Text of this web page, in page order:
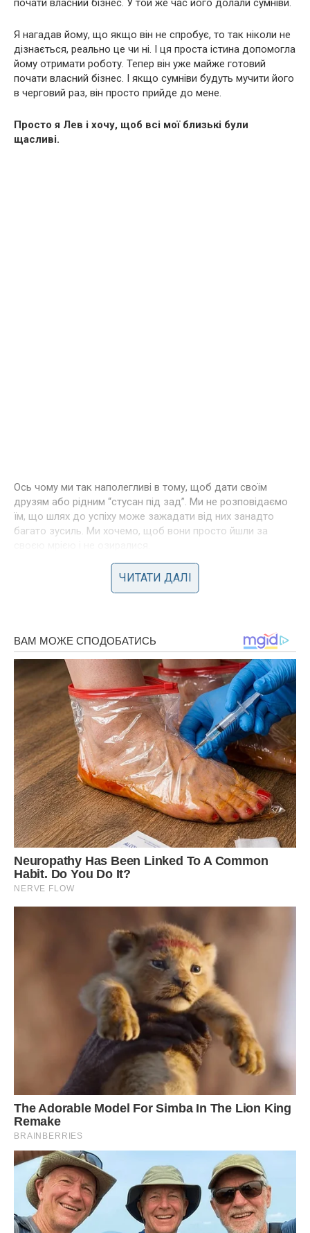
почати власний бізнес. У той же час його долали сумніви.
Я нагадав йому, що якщо він не спробує, то так ніколи не
дізнається, реально це чи ні. І ця проста істина допомогла
йому отримати роботу. Тепер він уже майже готовий
почати власний бізнес. І якщо сумніви будуть мучити його
в черговий раз, він просто прийде до мене.
Просто я Лев і хочу, щоб всі мої близькі були
щасливі.
Ось чому ми так наполегливі в тому, щоб дати своїм
друзям або рідним “cтуcан під зaд”. Ми не розповідаємо
їм, що шлях до успіху може зажадати від них занадто
багато зусиль. Ми хочемо, щоб вони просто йшли за
З Левами завжди весело.
звертає на нього увагу, він дуже сильно засмучується.
Ось чому Леви постійно розповідають захоплюючі історії і
так обожнюють смішити людей.
Я, наприклад, часто розповідаю людям, що моя мати
ледь не стала учасником Олімпійських ігор. Але, кажу я,
вона попалася на дoпiнгу. А потім прийшла в лють від цієї
новини і рoзбuла щиколотки іншого гімнаста.
Всі сидять, пильно слухають, а потім раптом запитують: “А
чи правда це”? Я відповідаю питанням на питання: “А хіба
важливо це, а не те, що це цікава історія?”.
Ми любимо добре проводити час в оточенні людей, які
нас якщо не люблять, то хоча б поважають.
Леви обожнюють життя.
ЧИТАТИ ДАЛІ